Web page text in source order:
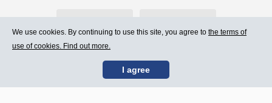
Contact Us Terms of Use
We use cookies. By continuing to use this site, you agree to the terms of
use of cookies. Find out more.
I agree